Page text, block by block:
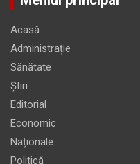
Acasă
Administrație
Sănătate
Știri
Editorial
Economic
Naționale
Politică